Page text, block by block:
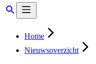
Home
Nieuwsoverzicht